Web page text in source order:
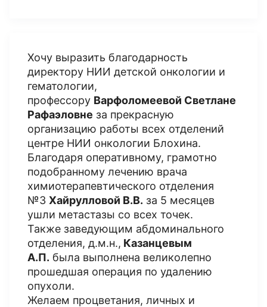
Хочу выразить благодарность
директору НИИ детской онкологии и
гематологии,
профессору Варфоломеевой Светлане
Рафаэловне за прекрасную
организацию работы всех отделений
центре НИИ онкологии Блохина.
Благодаря оперативному, грамотно
подобранному лечению врача
химиотерапевтического отделения
№3 Хайрулловой В.В. за 5 месяцев
ушли метастазы со всех точек.
Также заведующим абдоминального
отделения, д.м.н., Казанцевым
А.П. была выполнена великолепно
прошедшая операция по удалению
опухоли.
Желаем процветания, личных и